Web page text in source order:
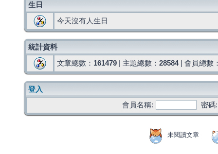
生日
今天沒有人生日
統計資料
文章總數： 161479 | 主題總數： 28584| 會員總數
登入
會員名稱:
密碼:
未閱讀文章